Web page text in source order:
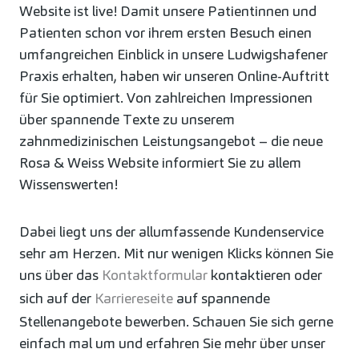
Website ist live! Damit unsere Patientinnen und
Patienten schon vor ihrem ersten Besuch einen
umfangreichen Einblick in unsere Ludwigshafener
Praxis erhalten, haben wir unseren Online-Auftritt
für Sie optimiert. Von zahlreichen Impressionen
über spannende Texte zu unserem
zahnmedizinischen Leistungsangebot – die neue
Rosa & Weiss Website informiert Sie zu allem
Wissenswerten!
Dabei liegt uns der allumfassende Kundenservice
sehr am Herzen. Mit nur wenigen Klicks können Sie
uns über das Kontaktformular kontaktieren oder
sich auf der Karriereseite auf spannende
Stellenangebote bewerben. Schauen Sie sich gerne
einfach mal um und erfahren Sie mehr über unser